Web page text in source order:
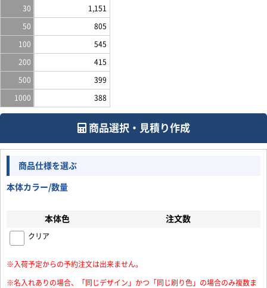
30 1,151
50 805
100 545
200 415
500 399
1000 388
商品選択・見積り作成
商品仕様を選ぶ
本体カラー/数量
本体色 注文数
クリア
※入荷予定からの予約注文は出来ません。
※名入れありの場合、「同じデザイン」かつ「同じ刷り色」の場合のみ複数ま
お買い物を続ける